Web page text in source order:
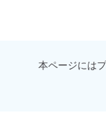
本ページには